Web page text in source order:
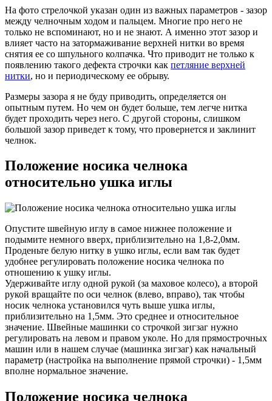
На фото стрелочкой указан один из важных параметров - зазор
между челночным ходом и пальцем. Многие про него не
только не вспоминают, но и не знают. А именно этот зазор и
влияет часто на затормаживание верхней нитки во время
снятия ее со шпульного колпачка. Что приводит не только к
появлению такого дефекта строчки как петляние верхней
нитки, но и периодическому ее обрыву.
Размеры зазора я не буду приводить, определяется он
опытным путем. Но чем он будет больше, тем легче нитка
будет проходить через него. С другой стороны, слишком
большой зазор приведет к тому, что провернется и заклинит
челнок.
Положение носика челнока
относительно ушка иглы
Опустите швейную иглу в самое нижнее положение и
подымите немного вверх, приблизительно на 1,8-2,0мм.
Проденьте белую нитку в ушко иглы, если вам так будет
удобнее регулировать положение носика челнока по
отношению к ушку иглы.
Удерживайте иглу одной рукой (за маховое колесо), а второй
рукой вращайте по оси челнок (влево, вправо), так чтобы
носик челнока установился чуть выше ушка иглы,
приблизительно на 1,5мм. Это среднее и относительное
значение. Швейные машинки со строчкой зигзаг нужно
регулировать на левом и правом уколе. Но для прямострочных
машин или в нашем случае (машинка зигзаг) как начальный
параметр (настройка на выполнение прямой строчки) - 1,5мм
вполне нормальное значение.
Положение носика челнока